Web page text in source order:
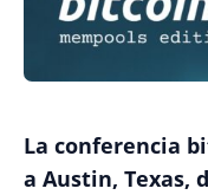
La conferencia
a Austin, Texas,